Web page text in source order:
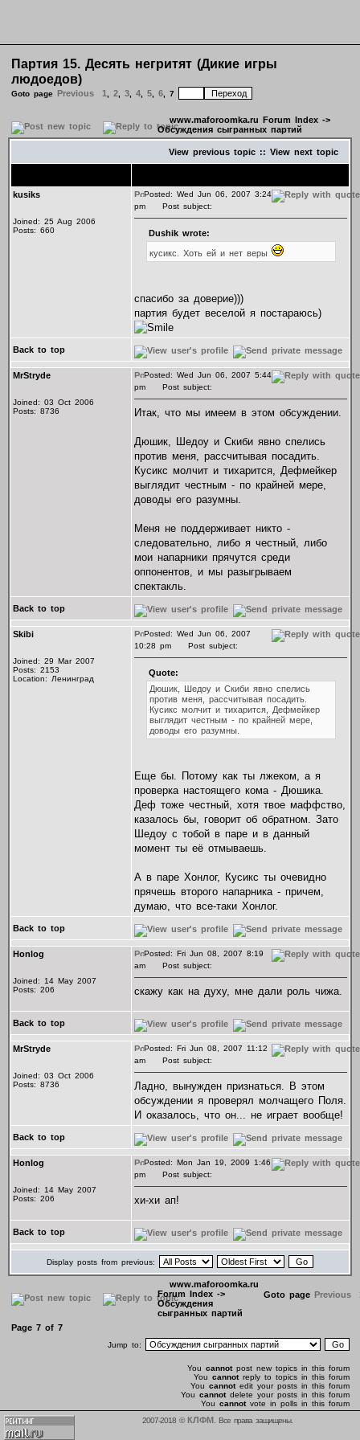
Партия 15. Десять негритят (Дикие игры
людоедов)
Goto page Previous 1 2 3 4 5 6 7
www.maforoomka.ru Forum Index ->
Обсуждения сыгранных партий
View previous topic :: View next topic
kusiks
Joined: 25 Aug 2006
Posts: 660
Posted: Wed Jun 06, 2007 3:24
pm
Post subject:
Dushik wrote:
кусикс. Хоть ей и нет веры
спасибо за доверие)))
партия будет веселой я постараюсь)
Back to top
MrStryde
Joined: 03 Oct 2006
Posts: 8736
Posted: Wed Jun 06, 2007 5:44
pm
Post subject:
Итак, что мы имеем в этом обсуждении.
Дюшик, Шедоу и Скиби явно спелись
против меня, рассчитывая посадить.
Кусикс молчит и тихарится, Дефмейкер
выглядит честным - по крайней мере,
доводы его разумны.
Меня не поддерживает никто -
следовательно, либо я честный, либо
мои напарники прячутся среди
оппонентов, и мы разыгрываем
спектакль.
Back to top
Skibi
Joined: 29 Mar 2007
Posts: 2153
Location: Ленинград
Posted: Wed Jun 06, 2007
10:28 pm
Post subject:
Quote:
Дюшик, Шедоу и Скиби явно спелись
против меня, рассчитывая посадить.
Кусикс молчит и тихарится, Дефмейкер
выглядит честным - по крайней мере,
доводы его разумны.
Еще бы. Потому как ты лжеком, а я
проверка настоящего кома - Дюшика.
Деф тоже честный, хотя твое маффство,
казалось бы, говорит об обратном. Зато
Шедоу с тобой в паре и в данный
момент ты её отмываешь.
А в паре Хонлог, Кусикс ты очевидно
прячешь второго напарника - причем,
думаю, что все-таки Хонлог.
Back to top
Honlog
Joined: 14 May 2007
Posts: 206
Posted: Fri Jun 08, 2007 8:19
am
Post subject:
скажу как на духу, мне дали роль чижа.
Back to top
MrStryde
Joined: 03 Oct 2006
Posts: 8736
Posted: Fri Jun 08, 2007 11:12
am
Post subject:
Ладно, вынужден признаться. В этом
обсуждении я проверял молчащего Поля.
И оказалось, что он... не играет вообще!
Back to top
Honlog
Joined: 14 May 2007
Posts: 206
Posted: Mon Jan 19, 2009 1:46
pm
Post subject:
хи-хи ап!
Back to top
Display posts from previous:
www.maforoomka.ru
Forum Index ->
Обсуждения
сыгранных партий
Goto page Previous
Page 7 of 7
Jump to:
You cannotpost new topics in this forum
You cannotreply to topics in this forum
You cannotedit your posts in this forum
You cannotdelete your posts in this forum
You cannotvote in polls in this forum
2007-2018 © КЛФМ . Все права защищены.